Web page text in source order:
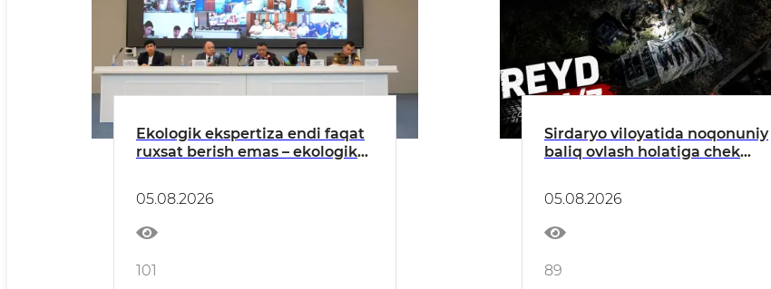
Ekologik ekspertiza endi faqat
ruxsat berish emas – ekologik
05.08.2026
101
Sirdaryo viloyatida noqonuniy
baliq ovlash holatiga chek
05.08.2026
89